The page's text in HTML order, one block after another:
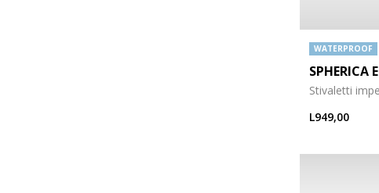
WATERPROOF
SPHERICA
Stivaletti
L949,00